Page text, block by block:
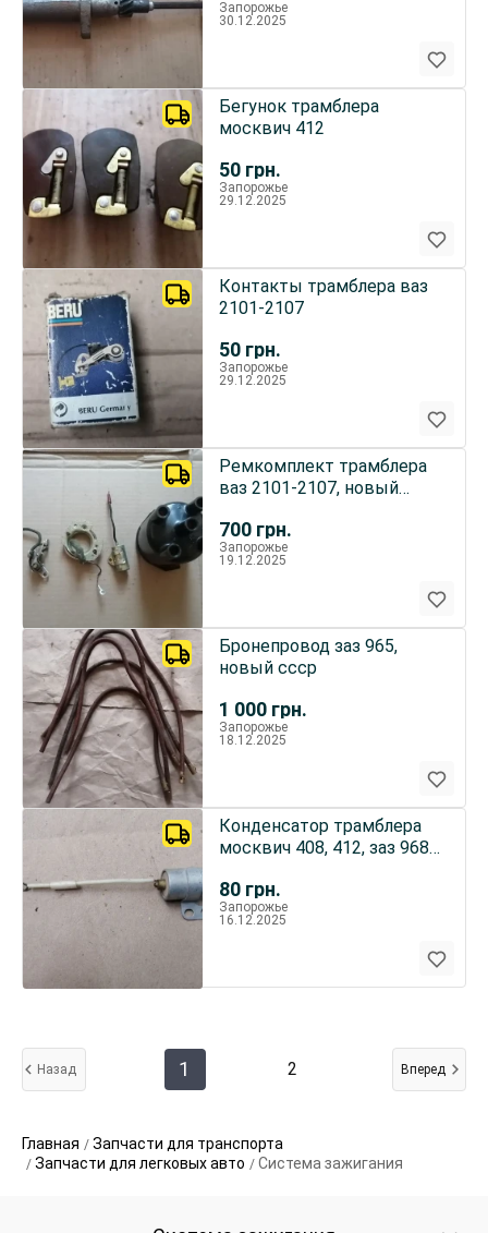
Запорожье
30.12.2025
50 грн.
Бегунок трамблера
москвич 412
Запорожье
29.12.2025
50 грн.
Контакты трамблера ваз
2101-2107
Запорожье
29.12.2025
700 грн.
Ремкомплект трамблера
ваз 2101-2107, новый
Запорожье
19.12.2025
1 000 грн.
Бронепровод заз 965,
новый ссср
Запорожье
18.12.2025
80 грн.
Конденсатор трамблера
москвич 408, 412, заз 968,
Запорожье
16.12.2025
Назад 1 2 Вперед
Главная
Запчасти для транспорта
Запчасти для легковых авто
Система зажигания